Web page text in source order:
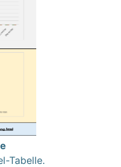
Tabelle.